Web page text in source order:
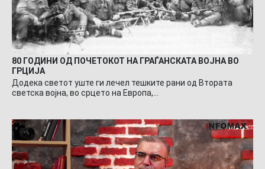
80 ГОДИНИ ОД ПОЧЕТОКОТ НА ГРАЃАНСКАТА ВОЈНА ВО
ГРЦИЈА
Додека светот уште ги лечел тешките рани од Втората
светска војна, во срцето на Европа,…